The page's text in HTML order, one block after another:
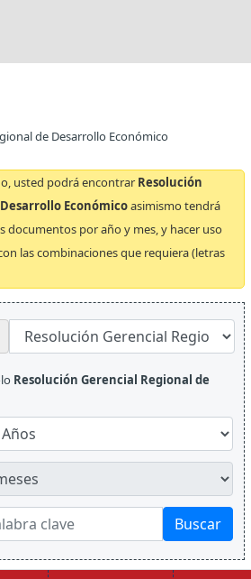
de Desarrollo Económico
usted podrá encontrar Resolución
Económicoasimismo tendrá
documentos por año y mes, y hacer uso
las combinaciones que requiera (letras
Resolución Gerencial Regional de
Buscar